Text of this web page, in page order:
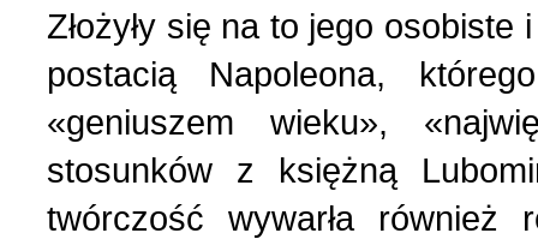
Złożyły się na to jego
postacią Napoleona,
«geniuszem wieku»,
stosunków z księżną
twórczość wywarła również